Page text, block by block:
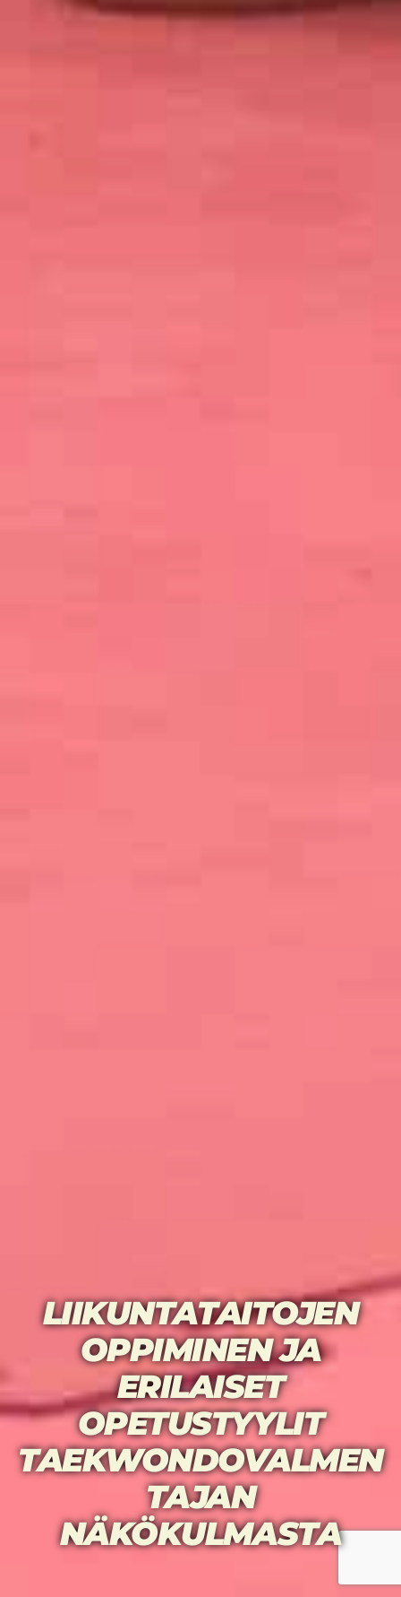
LIIKUNTATAITOJEN
OPPIMINEN JA
ERILAISET
OPETUSTYYLIT
TAEKWONDOVALMEN
TAJAN
NÄKÖKULMASTA